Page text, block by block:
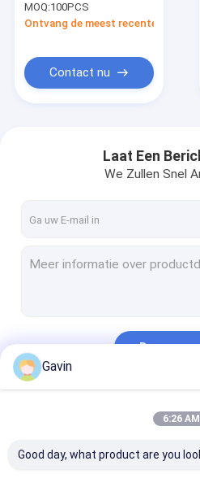
met Enige
Afdruipplaat
MOQ:100PCS
Ontvang de meest recente Prijs
Contact nu
Laat Een
We Zullen Snel
Doorgaan
Gavin
6:26 AM
Good day, what product are you